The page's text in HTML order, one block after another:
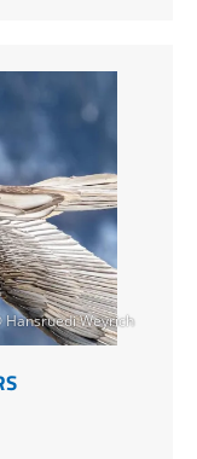
Hansruedi Weyrich